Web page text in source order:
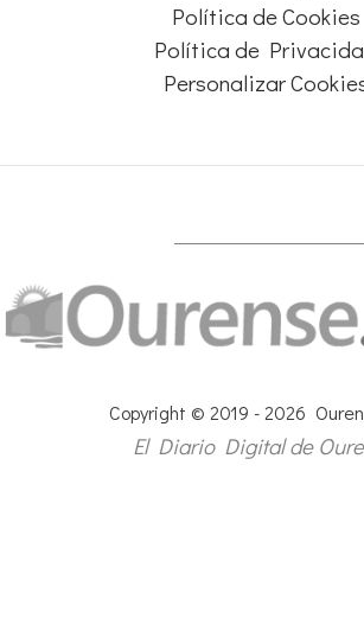
Política de Cookies
Política de
Personalizar
Copyright © 2019 - 2026
El Diario Digital de